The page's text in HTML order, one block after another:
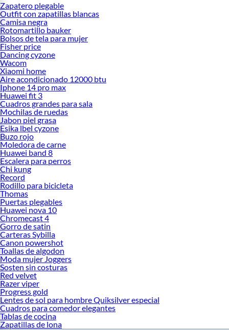
Zapatero plegable
Outfit con zapatillas blancas
Camisa negra
Rotomartillo bauker
Bolsos de tela para mujer
Fisher price
Dancing cyzone
Wacom
Xiaomi home
Aire acondicionado 12000 btu
Iphone 14 pro max
Huawei fit 3
Cuadros grandes para sala
Mochilas de ruedas
Jabon piel grasa
Esika lbel cyzone
Buzo rojo
Moledora de carne
Huawei band 8
Escalera para perros
Chi kung
Record
Rodillo para bicicleta
Thomas
Puertas plegables
Huawei nova 10
Chromecast 4
Gorro de satin
Carteras Sybilla
Canon powershot
Toallas de algodon
Moda mujer Joggers
Sosten sin costuras
Red velvet
Razer viper
Progress gold
Lentes de sol para hombre Quiksilver especial
Cuadros para comedor elegantes
Tablas de cocina
Zapatillas de lona